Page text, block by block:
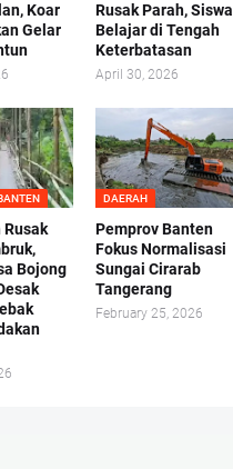
Koar
Gelar
Rusak Parah, Siswa
Belajar di Tengah
Keterbatasan
April 30, 2026
Bojong
DAERAH
Pemprov Banten
Fokus Normalisasi
Sungai Cirarab
Tangerang
February 25, 2026